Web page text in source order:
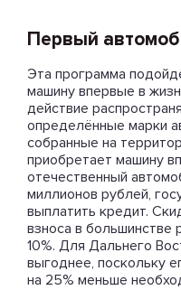
Первый
Эта программа
машину впервые в
действие
определённые марки
собранные на
приобретает машину
отечественный
миллионов рублей,
выплатить кредит.
взноса в большинстве
10%. Для Дальнего
выгоднее, поскольку
на 25% меньше